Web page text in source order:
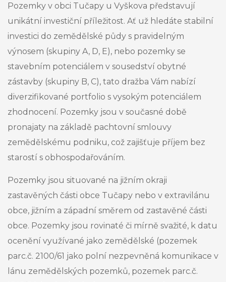
Pozemky v obci Tučapy u Vyškova představují
unikátní investiční příležitost. Ať už hledáte stabilní
investici do zemědělské půdy s pravidelným
výnosem (skupiny A, D, E), nebo pozemky se
stavebním potenciálem v sousedství obytné
zástavby (skupiny B, C), tato dražba Vám nabízí
diverzifikované portfolio s vysokým potenciálem
zhodnocení. Pozemky jsou v současné době
pronajaty na základě pachtovní smlouvy
zemědělskému podniku, což zajišťuje příjem bez
starostí s obhospodařováním.
Pozemky jsou situované na jižním okraji
zastavěných části obce Tučapy nebo v extravilánu
obce, jižním a západní směrem od zastavěné části
obce. Pozemky jsou rovinaté či mírně svažité, k datu
ocenění využívané jako zemědělské (pozemek
parc.č. 2100/61 jako polní nezpevněná komunikace v
lánu zemědělských pozemků, pozemek parc.č.